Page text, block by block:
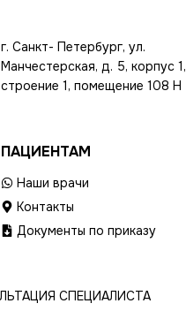
г. Санкт- Петербург, ул.
Манчестерская, д. 5, корпус 1,
строение 1, помещение 108 Н
ПАЦИЕНТАМ
Наши врачи
Контакты
Документы по приказу
СПЕЦИАЛИСТА